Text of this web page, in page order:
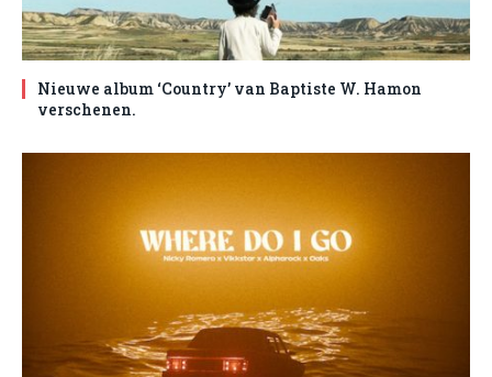
Nieuwe album ‘Country’ van Baptiste W. Hamon
verschenen.